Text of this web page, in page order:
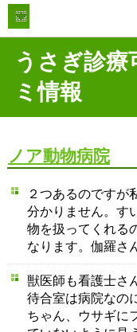
うさぎ診
ミ情報
ノア動物病院
２つあるのですが
分かりません。す
物を扱ってくれる
なります。伽羅さ
獣医師も看護士さ
待合室は病院なの
ちゃん、ウサギに